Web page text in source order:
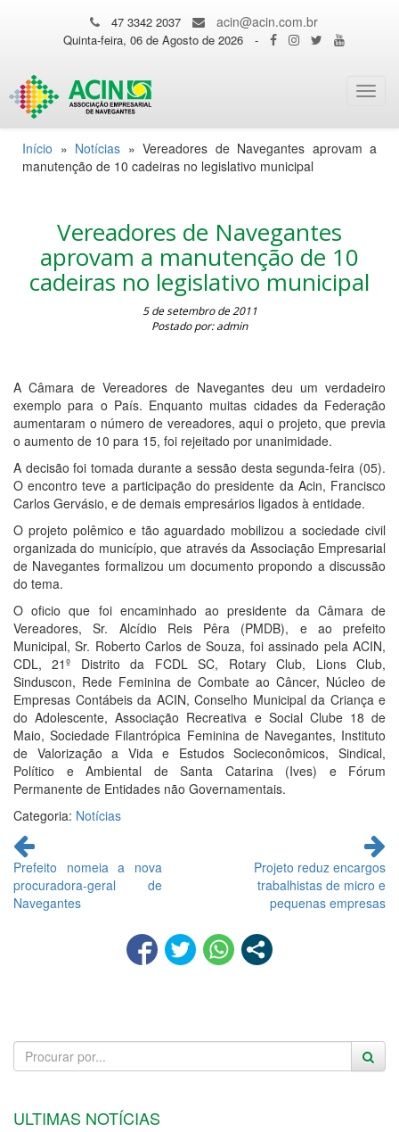
47 3342 2037 acin@acin.com.br
Quinta-feira, 06 de Agosto de 2026 -
Início » Notícias » Vereadores de Navegantes aprovam a
manutenção de 10 cadeiras no legislativo municipal
Vereadores de Navegantes
aprovam a manutenção de 10
cadeiras no legislativo municipal
5 de setembro de 2011
Postado por: admin
A Câmara de Vereadores de Navegantes deu um verdadeiro
exemplo para o País. Enquanto muitas cidades da Federação
aumentaram o número de vereadores, aqui o projeto, que previa
o aumento de 10 para 15, foi rejeitado por unanimidade.
A decisão foi tomada durante a sessão desta segunda-feira (05).
O encontro teve a participação do presidente da Acin, Francisco
Carlos Gervásio, e de demais empresários ligados à entidade.
O projeto polêmico e tão aguardado mobilizou a sociedade civil
organizada do município, que através da Associação Empresarial
de Navegantes formalizou um documento propondo a discussão
do tema.
O oficio que foi encaminhado ao presidente da Câmara de
Vereadores, Sr. Alcídio Reis Pêra (PMDB), e ao prefeito
Municipal, Sr. Roberto Carlos de Souza, foi assinado pela ACIN,
CDL, 21º Distrito da FCDL SC, Rotary Club, Lions Club,
Sinduscon, Rede Feminina de Combate ao Câncer, Núcleo de
Empresas Contábeis da ACIN, Conselho Municipal da Criança e
do Adolescente, Associação Recreativa e Social Clube 18 de
Maio, Sociedade Filantrópica Feminina de Navegantes, Instituto
de Valorização a Vida e Estudos Socieconômicos, Sindical,
Político e Ambiental de Santa Catarina (Ives) e Fórum
Permanente de Entidades não Governamentais.
Categoria: Notícias
Continue
lendo
Prefeito nomeia a nova
procuradora-geral de
Navegantes
Projeto reduz encargos
trabalhistas de micro e
pequenas empresas
ULTIMAS NOTÍCIAS